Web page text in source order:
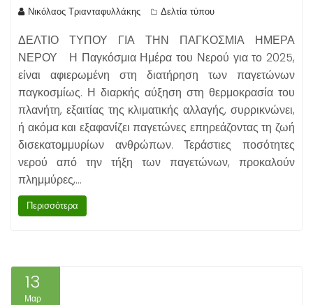
Νικόλαος Τριανταφυλλάκης Δελτία τύπου
ΔΕΛΤΙΟ ΤΥΠΟΥ ΓΙΑ ΤΗΝ ΠΑΓΚΟΣΜΙΑ ΗΜΕΡΑ
ΝΕΡΟΥ Η Παγκόσμια Ημέρα του Νερού για το 2025,
είναι αφιερωμένη στη διατήρηση των παγετώνων
παγκοσμίως. Η διαρκής αύξηση στη θερμοκρασία του
πλανήτη, εξαιτίας της κλιματικής αλλαγής, συρρικνώνει,
ή ακόμα και εξαφανίζει παγετώνες επηρεάζοντας τη ζωή
δισεκατομμυρίων ανθρώπων. Τεράστιες ποσότητες
νερού από την τήξη των παγετώνων, προκαλούν
πλημμύρες,…
Περισσότερα
13
Μαρ